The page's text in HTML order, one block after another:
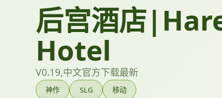
后宫酒店
Hotel
V0.19,中文官方下载最新
神作 SLG 移动